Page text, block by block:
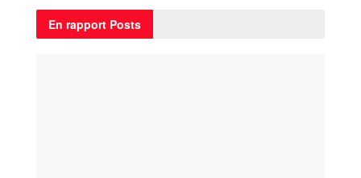
En rapport Posts